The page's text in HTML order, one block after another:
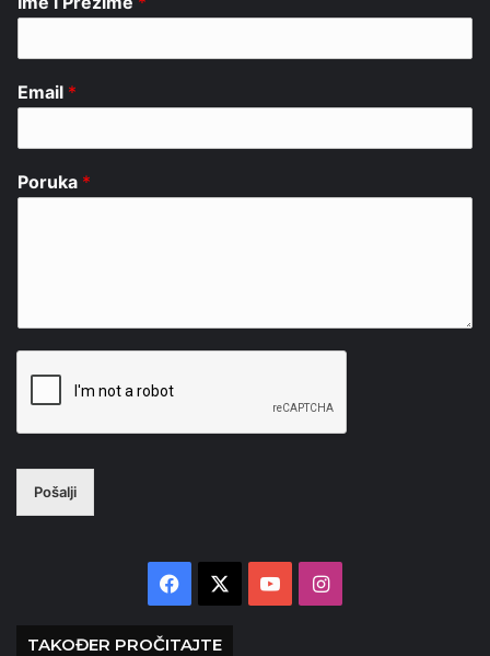
Email *
Poruka *
Pošalji
Facebook YouTubeInstagram
TAKOĐER PROČITAJTE